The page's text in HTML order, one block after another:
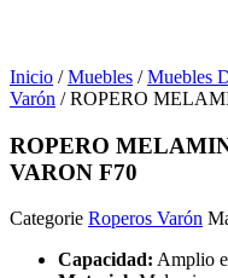
Inicio /Muebles /Muebles
Varón / ROPERO
ROPERO
VARON F70
Categorie Roperos Varón
Capacidad: Amplio